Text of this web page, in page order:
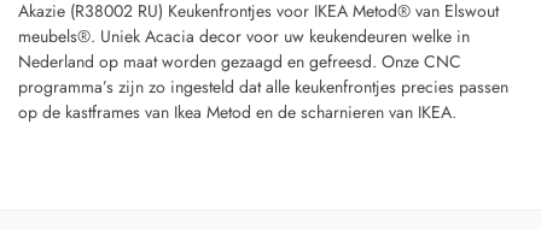
Akazie (R38002 RU) Keukenfrontjes voor IKEA Metod® van Elswout
meubels®. Uniek Acacia decor voor uw keukendeuren welke in
Nederland op maat worden gezaagd en gefreesd. Onze CNC
programma’s zijn zo ingesteld dat alle keukenfrontjes precies passen
op de kastframes van Ikea Metod en de scharnieren van IKEA.